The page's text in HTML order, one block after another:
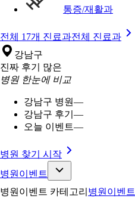
통증/재활과
전체 17개 진료과전체 진료과
강남구
진짜 후기 많은
병원 한눈에 비교
강남구 병원—
강남구 후기 —
오늘 이벤트—
병원 찾기 시작
병원이벤트
병원이벤트 카테고리 병원이벤트